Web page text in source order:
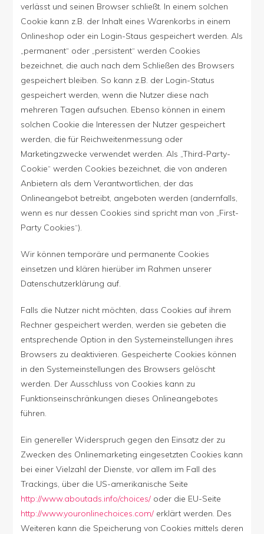
verlässt und seinen Browser schließt. In einem solchen
Cookie kann z.B. der Inhalt eines Warenkorbs in einem
Onlineshop oder ein Login-Staus gespeichert werden. Als
„permanent“ oder „persistent“ werden Cookies
bezeichnet, die auch nach dem Schließen des Browsers
gespeichert bleiben. So kann z.B. der Login-Status
gespeichert werden, wenn die Nutzer diese nach
mehreren Tagen aufsuchen. Ebenso können in einem
solchen Cookie die Interessen der Nutzer gespeichert
werden, die für Reichweitenmessung oder
Marketingzwecke verwendet werden. Als „Third-Party-
Cookie“ werden Cookies bezeichnet, die von anderen
Anbietern als dem Verantwortlichen, der das
Onlineangebot betreibt, angeboten werden (andernfalls,
wenn es nur dessen Cookies sind spricht man von „First-
Party Cookies“).
Wir können temporäre und permanente Cookies
einsetzen und klären hierüber im Rahmen unserer
Datenschutzerklärung auf.
Falls die Nutzer nicht möchten, dass Cookies auf ihrem
Rechner gespeichert werden, werden sie gebeten die
entsprechende Option in den Systemeinstellungen ihres
Browsers zu deaktivieren. Gespeicherte Cookies können
in den Systemeinstellungen des Browsers gelöscht
werden. Der Ausschluss von Cookies kann zu
Funktionseinschränkungen dieses Onlineangebotes
führen.
Ein genereller Widerspruch gegen den Einsatz der zu
Zwecken des Onlinemarketing eingesetzten Cookies kann
bei einer Vielzahl der Dienste, vor allem im Fall des
Trackings, über die US-amerikanische Seite
http://www.aboutads.info/choices/oder die EU-Seite
http://www.youronlinechoices.com/erklärt werden. Des
Weiteren kann die Speicherung von Cookies mittels deren